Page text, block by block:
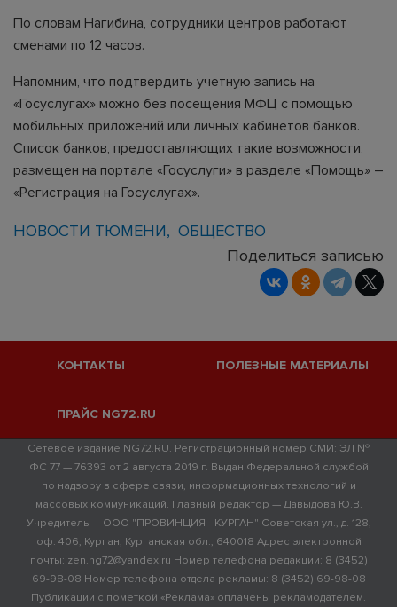
По словам Нагибина, сотрудники центров работают
сменами по 12 часов.
Напомним, что подтвердить учетную запись на
«Госуслугах» можно без посещения МФЦ с помощью
мобильных приложений или личных кабинетов банков.
Список банков, предоставляющих такие возможности,
размещен на портале «Госуслуги» в разделе «Помощь» –
«Регистрация на Госуслугах».
НОВОСТИ ТЮМЕНИ
ОБЩЕСТВО
Поделиться записью
КОНТАКТЫ ПОЛЕЗНЫЕ МАТЕРИАЛЫ
ПРАЙС NG72.RU
Сетевое издание NG72.RU. Регистрационный номер СМИ: ЭЛ №
ФС 77 — 76393 от 2 августа 2019 г. Выдан Федеральной службой
по надзору в сфере связи, информационных технологий и
массовых коммуникаций. Главный редактор — Давыдова Ю.В.
Учредитель — ООО "ПРОВИНЦИЯ - КУРГАН" Советская ул., д. 128,
оф. 406, Курган, Курганская обл., 640018 Адрес электронной
почты: zen.ng72@yandex.ru Номер телефона редакции: 8 (3452)
69-98-08 Номер телефона отдела рекламы: 8 (3452) 69-98-08
Публикации с пометкой «Реклама» оплачены рекламодателем.